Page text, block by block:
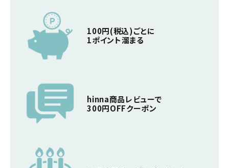
100円(税込)ごとに
1ポイント溜まる
hinna商品レビューで
300円OFFクーポン